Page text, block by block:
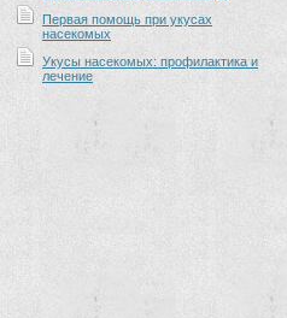
Первая помощь при укусах
насекомых
Укусы насекомых: профилактика и
лечение